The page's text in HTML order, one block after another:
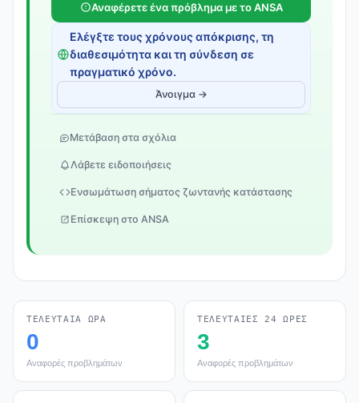
Αναφέρετε ένα πρόβλημα με το ANSA
Ελέγξτε τους χρόνους απόκρισης, τη
διαθεσιμότητα και τη σύνδεση σε
πραγματικό χρόνο.
Άνοιγμα →
Μετάβαση στα σχόλια
Λάβετε ειδοποιήσεις
Ενσωμάτωση σήματος ζωντανής κατάστασης
Επίσκεψη στο ANSA
ΤΕΛΕΥΤΑΊΑ ΏΡΑ
0
Αναφορές προβλημάτων
ΤΕΛΕΥΤΑΊΕΣ 24 ΏΡΕΣ
3
Αναφορές προβλημάτων